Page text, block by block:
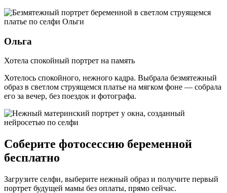
Ольга
Хотела спокойный портрет на память
Хотелось спокойного, нежного кадра. Выбрала безмятежный
образ в светлом струящемся платье на мягком фоне — собрала
его за вечер, без поездок и фотографа.
Соберите фотосессию беременной
бесплатно
Загрузите селфи, выберите нежный образ и получите первый
портрет будущей мамы без оплаты, прямо сейчас.